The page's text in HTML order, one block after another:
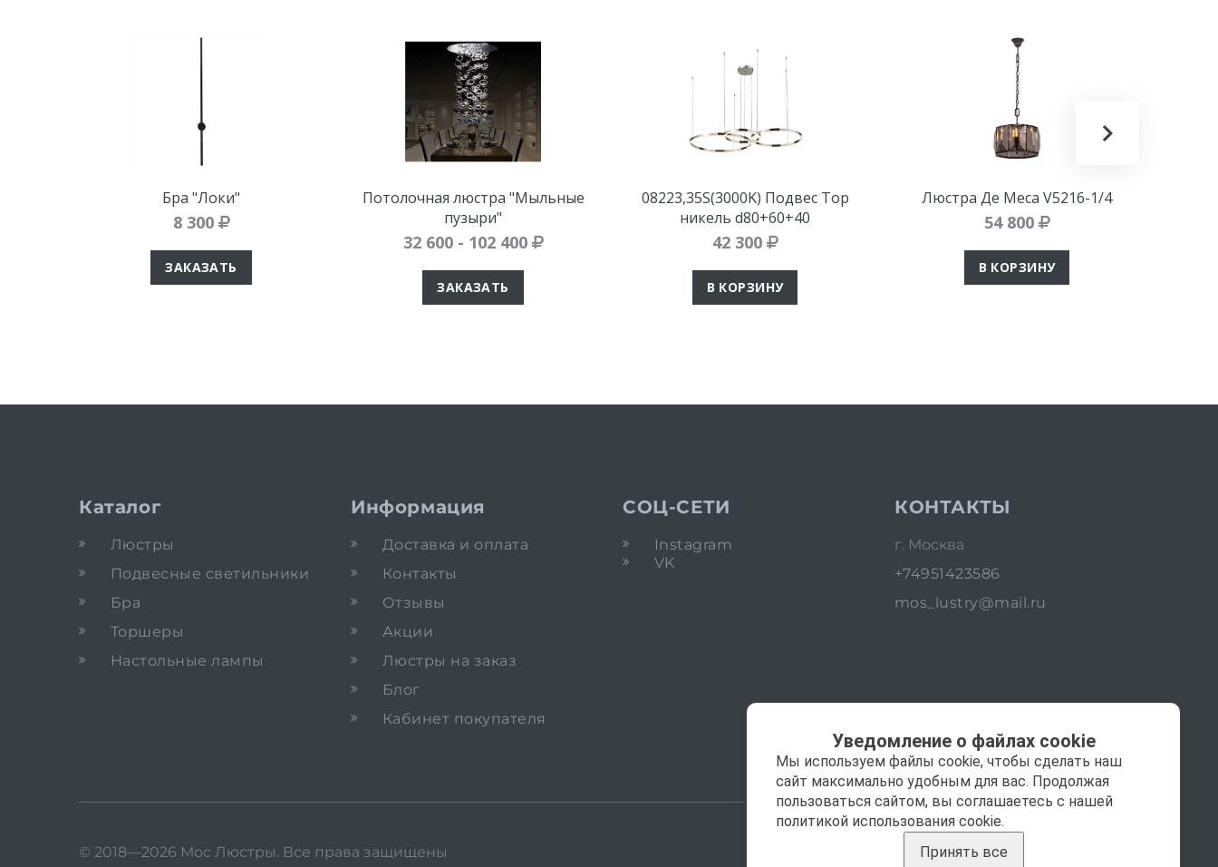
Бра "Локи"
8 300
ЗАКАЗАТЬ
Потолочная люстра "Мыльные
пузыри"
32 600 - 102 400
ЗАКАЗАТЬ
08223,35S(3000K) Подвес Тор
никель d80+60+40
42 300
В КОРЗИНУ
Люстра Де Меса V5216-1/4
54 800
В КОРЗИНУ
Каталог
Люстры
Подвесные светильники
Бра
Торшеры
Настольные лампы
Информация
Доставка и оплата
Контакты
Отзывы
Акции
Люстры на заказ
Блог
Кабинет покупателя
СОЦ-СЕТИ
Instagram
VK
КОНТАКТЫ
г. Москва
+74951423586
mos_lustry@mail.ru
© 2018—2026 Мос Люстры. Все права защищены
Уведомление о файлах cookie
Мы используем файлы cookie, чтобы сделать наш
сайт максимально удобным для вас. Продолжая
пользоваться сайтом, вы соглашаетесь с нашей
политикой использования cookie.
Принять все